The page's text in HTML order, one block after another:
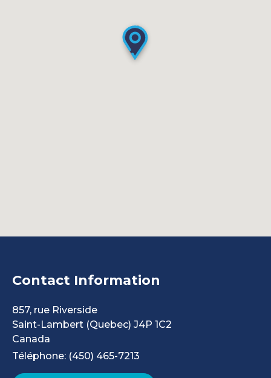
Contact Information
857, rue Riverside
Saint-Lambert (Quebec) J4P 1C2
Canada
Téléphone: (450) 465-7213